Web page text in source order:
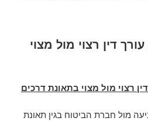
דין רצוי מול מצוי
רצוי מול מצוי בתאונת דרכים
מול חברת הביטוח בגין תאונת